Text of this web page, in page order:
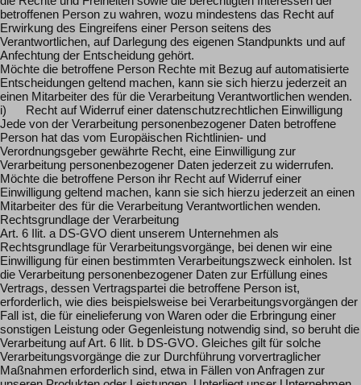
betroffenen Person zu wahren, wozu mindestens das Recht auf
Erwirkung des Eingreifens einer Person seitens des
Verantwortlichen, auf Darlegung des eigenen Standpunkts und auf
Anfechtung der Entscheidung gehört.
Möchte die betroffene Person Rechte mit Bezug auf automatisierte
Entscheidungen geltend machen, kann sie sich hierzu jederzeit an
einen Mitarbeiter des für die Verarbeitung Verantwortlichen wenden.
i) Recht auf Widerruf einer datenschutzrechtlichen Einwilligung
Jede von der Verarbeitung personenbezogener Daten betroffene
Person hat das vom Europäischen Richtlinien- und
Verordnungsgeber gewährte Recht, eine Einwilligung zur
Verarbeitung personenbezogener Daten jederzeit zu widerrufen.
Möchte die betroffene Person ihr Recht auf Widerruf einer
Einwilligung geltend machen, kann sie sich hierzu jederzeit an einen
Mitarbeiter des für die Verarbeitung Verantwortlichen wenden.
Rechtsgrundlage der Verarbeitung
Art. 6 Ilit. a DS-GVO dient unserem Unternehmen als
Rechtsgrundlage für Verarbeitungsvorgänge, bei denen wir eine
Einwilligung für einen bestimmten Verarbeitungszweck einholen. Ist
die Verarbeitung personenbezogener Daten zur Erfüllung eines
Vertrags, dessen Vertragspartei die betroffene Person ist,
erforderlich, wie dies beispielsweise bei Verarbeitungsvorgängen der
Fall ist, die für einelieferung von Waren oder die Erbringung einer
sonstigen Leistung oder Gegenleistung notwendig sind, so beruht die
Verarbeitung auf Art. 6 Ilit. b DS-GVO. Gleiches gilt für solche
Verarbeitungsvorgänge die zur Durchführung vorvertraglicher
Maßnahmen erforderlich sind, etwa in Fällen von Anfragen zur